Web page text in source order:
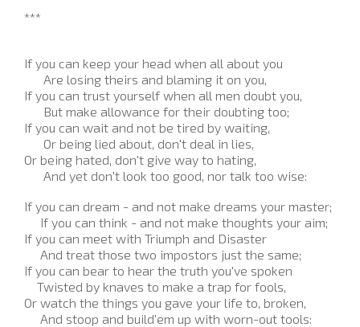
***
If you can keep your head when all about you
Are losing theirs and blaming it on you,
If you can trust yourself when all men doubt you,
But make allowance for their doubting too;
If you can wait and not be tired by waiting,
Or being lied about, don't deal in lies,
Or being hated, don't give way to hating,
And yet don't look too good, nor talk too wise:
If you can dream - and not make dreams your master;
If you can think - and not make thoughts your aim;
If you can meet with Triumph and Disaster
And treat those two impostors just the same;
If you can bear to hear the truth you've spoken
Twisted by knaves to make a trap for fools,
Or watch the things you gave your life to, broken,
And stoop and build'em up with worn-out tools: